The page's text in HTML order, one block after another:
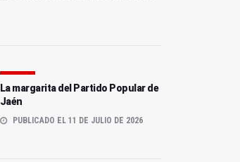
La margarita del Partido Popular de
Jaén
PUBLICADO EL 11 DE JULIO DE 2026